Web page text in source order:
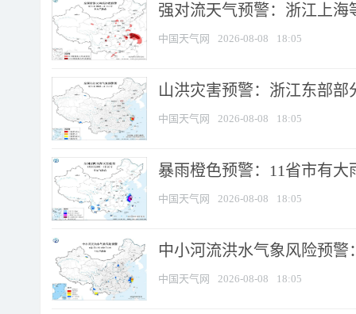
强对流天气预警：浙江上海
中国天气网 2026-08-08 18:05
山洪灾害预警：浙江东部
中国天气网 2026-08-08 18:05
暴雨橙色预警：11省市有
中国天气网 2026-08-08 18:05
中小河流洪水气象风险预
中国天气网 2026-08-08 18:05